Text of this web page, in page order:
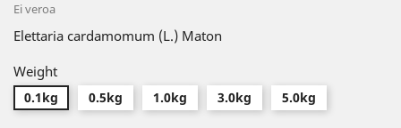
Ei veroa
Elettaria cardamomum (L.) Maton
Weight
0.1kg 0.5kg 1.0kg 3.0kg 5.0kg